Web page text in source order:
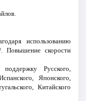
использованию
Повышение скорости
Русского,
Японского,
Китайского